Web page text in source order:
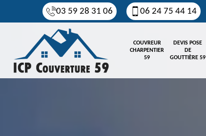
03 59 28 31 06 06 24 75 44 14
COUVREUR
CHARPENTIER
59
DEVIS POSE
DE
GOUTTIÈRE 59